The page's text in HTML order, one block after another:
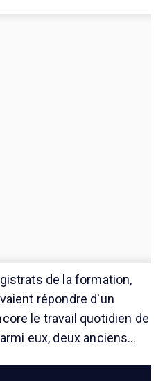
de la formation,
répondre d'un
le travail quotidien de
eux, deux anciens…